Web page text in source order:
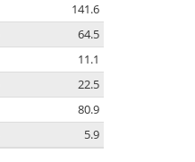
141.6
64.5
11.1
22.5
80.9
5.9